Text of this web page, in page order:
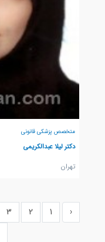
متخصص پزشکی قانونی
دکتر لیلا عبدالکریمی
تهران
‹
1
2
3